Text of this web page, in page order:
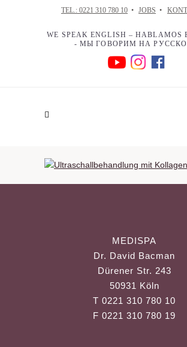
TEL.: 0221 310 780 10 • JOBS •
WE SPEAK ENGLISH – HABLAMOS
- МЫ ГОВОРИМ НА
MEDISPA
Dr. David Bacman
Dürener Str. 243
50931 Köln
T 0221 310 780 10
F 0221 310 780 19